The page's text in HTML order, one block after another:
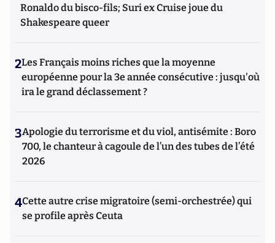
Ronaldo du bisco-fils; Suri ex Cruise joue du
Shakespeare queer
2Les Français moins riches que la moyenne
européenne pour la 3e année consécutive : jusqu'où
ira le grand déclassement ?
3Apologie du terrorisme et du viol, antisémite : Boro
700, le chanteur à cagoule de l’un des tubes de l’été
2026
4Cette autre crise migratoire (semi-orchestrée) qui
se profile après Ceuta